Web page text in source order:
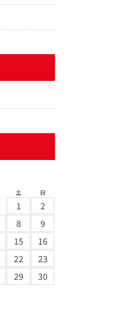
土 日
1
2
8
9
15
16
22
23
29
30